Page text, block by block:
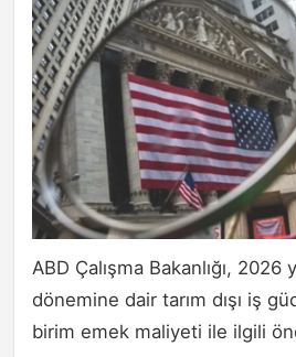
ABD Çalışma Bakanlığı, 2026
dönemine dair tarım dışı iş
birim emek maliyeti ile ilgili